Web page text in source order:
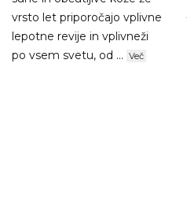
vrsto let priporočajo vplivne
lepotne revije in vplivneži
po vsem svetu, od ... Več